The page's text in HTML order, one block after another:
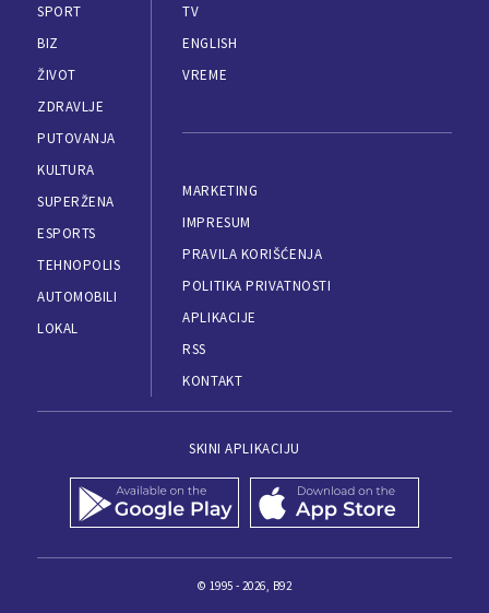
SPORT
BIZ
ŽIVOT
ZDRAVLJE
PUTOVANJA
KULTURA
SUPERŽENA
ESPORTS
TEHNOPOLIS
AUTOMOBILI
LOKAL
TV
ENGLISH
VREME
MARKETING
IMPRESUM
PRAVILA KORIŠĆENJA
POLITIKA PRIVATNOSTI
APLIKACIJE
RSS
KONTAKT
SKINI APLIKACIJU
© 1995 - 2026, B92